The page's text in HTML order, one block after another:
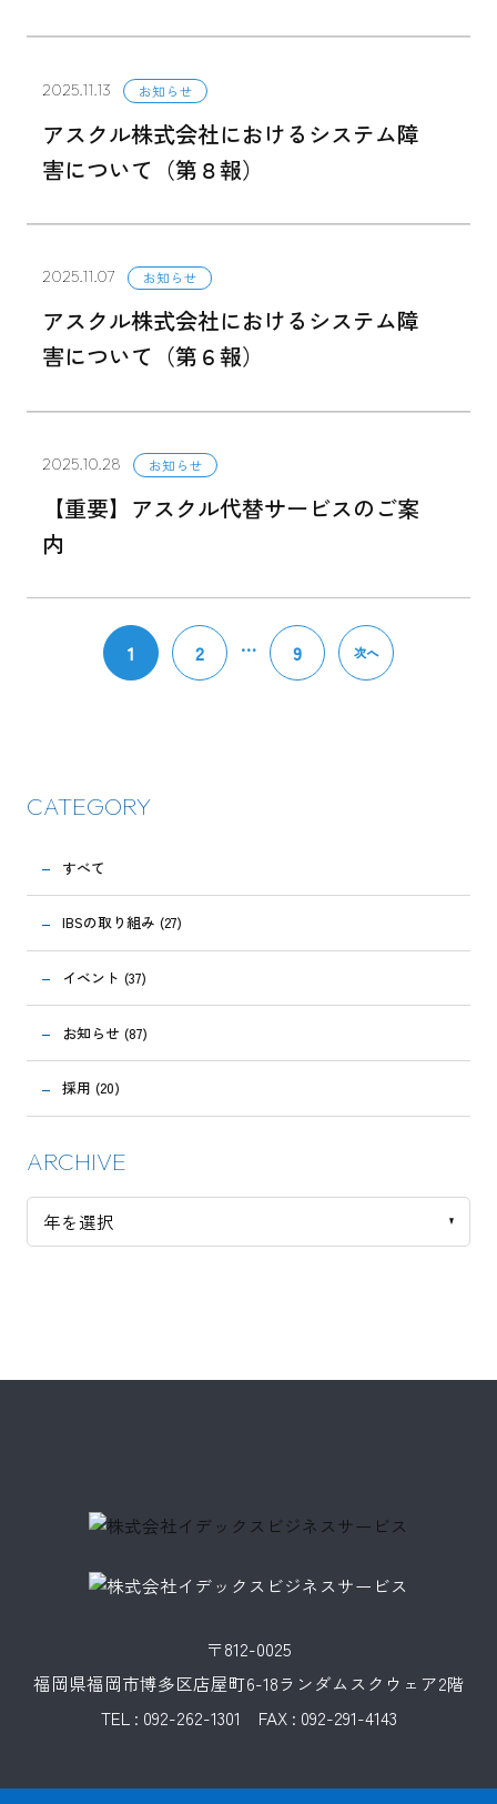
2025.11.13 お知らせ
アスクル株式会社におけるシステム障
害について（第８報）
2025.11.07 お知らせ
アスクル株式会社におけるシステム障
害について（第６報）
2025.10.28 お知らせ
【重要】アスクル代替サービスのご案
内
1 2 … 9 次へ
CATEGORY
すべて
IBSの取り組み (27)
イベント (37)
お知らせ (87)
採用 (20)
ARCHIVE
〒812-0025
福岡県福岡市博多区店屋町6-18ランダムスクウェア2階
TEL : 092-262-1301 FAX : 092-291-4143